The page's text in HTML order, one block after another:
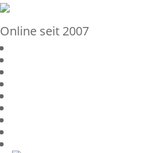
Online seit 2007